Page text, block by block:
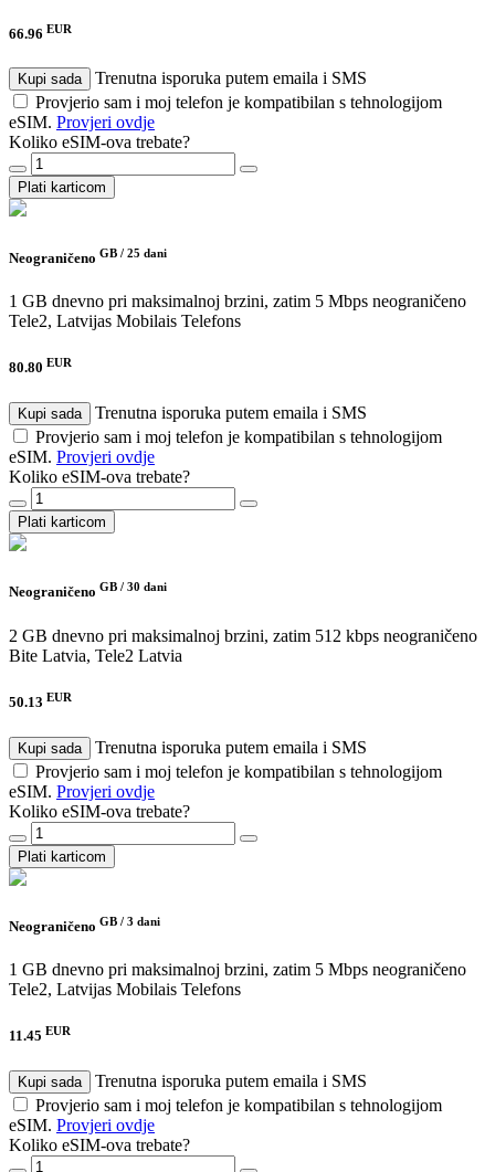
66.96 EUR
Kupi sada
Trenutna isporuka putem emaila i SMS
Provjerio sam i moj telefon je kompatibilan s tehnologijom
eSIM. Provjeri ovdje
Koliko eSIM-ova trebate?
Plati karticom
Neograničeno GB / 25 dani
1 GB dnevno pri maksimalnoj brzini, zatim 5 Mbps neograničeno
Tele2, Latvijas Mobilais Telefons
80.80 EUR
Kupi sada
Trenutna isporuka putem emaila i SMS
Provjerio sam i moj telefon je kompatibilan s tehnologijom
eSIM. Provjeri ovdje
Koliko eSIM-ova trebate?
Plati karticom
Neograničeno GB / 30 dani
2 GB dnevno pri maksimalnoj brzini, zatim 512 kbps neograničeno
Bite Latvia, Tele2 Latvia
50.13 EUR
Kupi sada
Trenutna isporuka putem emaila i SMS
Provjerio sam i moj telefon je kompatibilan s tehnologijom
eSIM. Provjeri ovdje
Koliko eSIM-ova trebate?
Plati karticom
Neograničeno GB / 3 dani
1 GB dnevno pri maksimalnoj brzini, zatim 5 Mbps neograničeno
Tele2, Latvijas Mobilais Telefons
11.45 EUR
Kupi sada
Trenutna isporuka putem emaila i SMS
Provjerio sam i moj telefon je kompatibilan s tehnologijom
eSIM. Provjeri ovdje
Koliko eSIM-ova trebate?